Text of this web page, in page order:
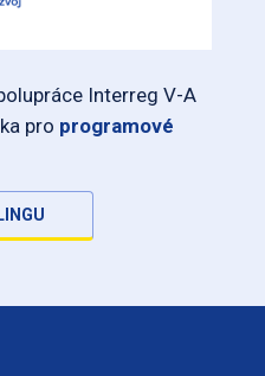
Interreg V-A
pro programové